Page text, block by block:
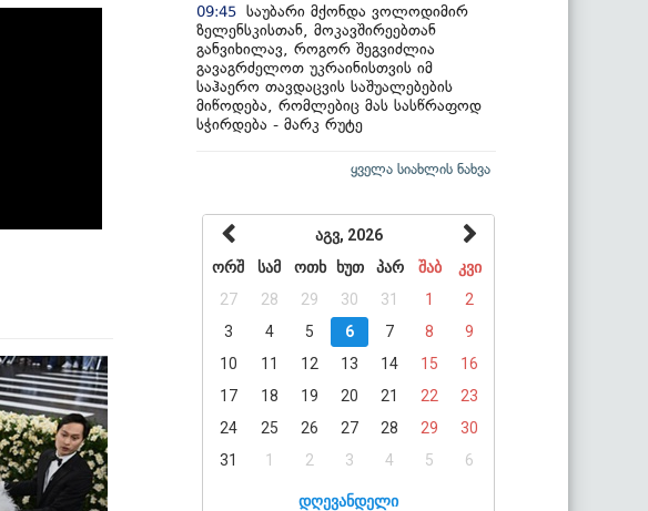
09:45 საუბარი მქონდა ვოლოდიმირ
ზელენსკისთან, მოკავშირეებთან
განვიხილავ, როგორ შეგვიძლია
გავაგრძელოთ უკრაინისთვის იმ
საჰაერო თავდაცვის საშუალებების
მიწოდება, რომლებიც მას სასწრაფოდ
სჭირდება - მარკ რუტე
ყველა სიახლის ნახვა
აგვ, 2026
ორშ
სამ ოთხ ხუთ პარ შაბ
კვი
27
28 29 30 31 1
2
3
4 5 6 7 8
9
10
11 12 13 14 15
16
17
18 19 20 21 22
23
24
25 26 27 28 29
30
31
1 2 3 4 5 6
დღევანდელი